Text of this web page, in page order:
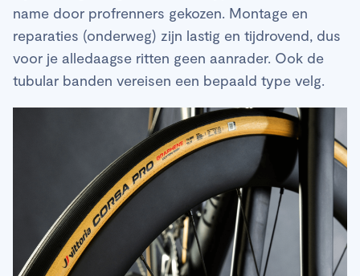
name door profrenners gekozen. Montage en
reparaties (onderweg) zijn lastig en tijdrovend, dus
voor je alledaagse ritten geen aanrader. Ook de
tubular banden vereisen een bepaald type velg.